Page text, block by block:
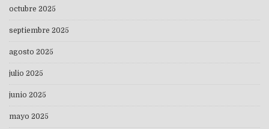
octubre 2025
septiembre 2025
agosto 2025
julio 2025
junio 2025
mayo 2025